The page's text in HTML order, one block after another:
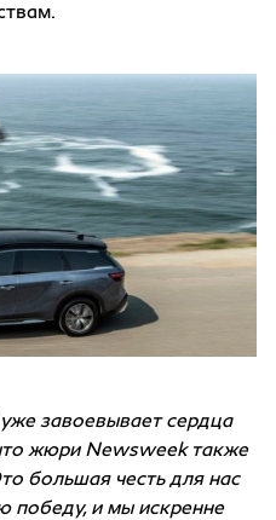
завоевывает сердца
жюри Newsweek также
большая честь для нас
победу, и мы искренне